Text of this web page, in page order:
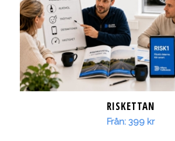
RISKETTAN
Från: 399 kr